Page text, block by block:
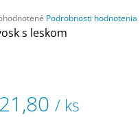
Podrobnosti hodnotenia
s leskom
/ ks